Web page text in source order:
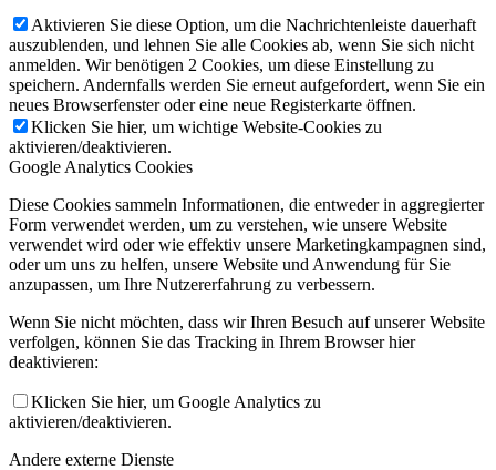
Aktivieren Sie diese Option, um die Nachrichtenleiste dauerhaft
auszublenden, und lehnen Sie alle Cookies ab, wenn Sie sich nicht
anmelden. Wir benötigen 2 Cookies, um diese Einstellung zu
speichern. Andernfalls werden Sie erneut aufgefordert, wenn Sie ein
neues Browserfenster oder eine neue Registerkarte öffnen.
Klicken Sie hier, um wichtige Website-Cookies zu
aktivieren/deaktivieren.
Google Analytics Cookies
Diese Cookies sammeln Informationen, die entweder in aggregierter
Form verwendet werden, um zu verstehen, wie unsere Website
verwendet wird oder wie effektiv unsere Marketingkampagnen sind,
oder um uns zu helfen, unsere Website und Anwendung für Sie
anzupassen, um Ihre Nutzererfahrung zu verbessern.
Wenn Sie nicht möchten, dass wir Ihren Besuch auf unserer Website
verfolgen, können Sie das Tracking in Ihrem Browser hier
deaktivieren:
Klicken Sie hier, um Google Analytics zu
aktivieren/deaktivieren.
Andere externe Dienste